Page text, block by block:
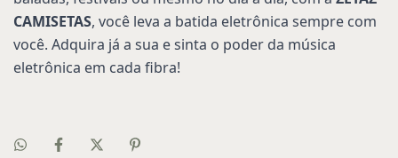
CAMISETAS, você leva a batida eletrônica sempre com
você. Adquira já a sua e sinta o poder da música
eletrônica em cada fibra!